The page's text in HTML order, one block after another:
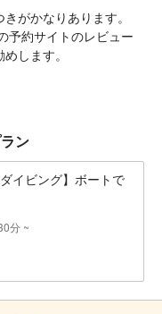
がかなりあります。
予約サイトのレビュー
します。
ン
イビング】ボートで
分 ~